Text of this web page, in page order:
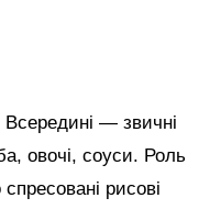
— звичні
овочі, соуси. Роль
рисові